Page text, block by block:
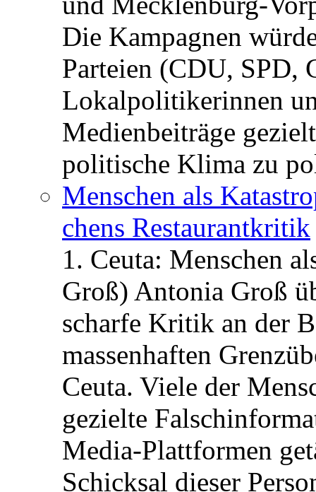
Die Kampagnen
Parteien (CDU, SPD,
Lokalpolitikerinnen
Medienbeiträge
politische Klima zu
Menschen als
chens Restau­rant­kritik
1. Ceuta: Menschen
Groß) Antonia Groß
scharfe Kritik an der
massenhaften
Ceuta. Viele der
gezielte
Media-Plattformen
Schicksal dieser